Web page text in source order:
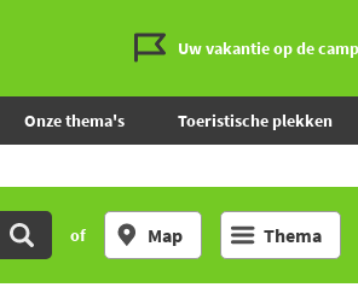
Uw vakantie op de
Onze thema's Toeristische plekken
of Map Thema